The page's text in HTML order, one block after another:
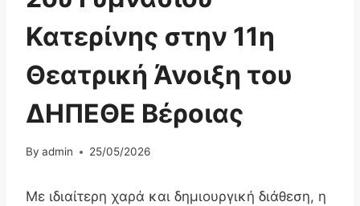
Κατερίνης στην 11η
Θεατρική Άνοιξη του
ΔΗΠΕΘΕ Βέροιας
By admin 25/05/2026
Με ιδιαίτερη χαρά και δημιουργική διάθεση, η